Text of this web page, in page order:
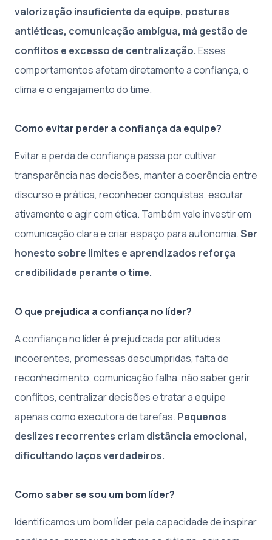
valorização insuficiente da equipe, posturas
antiéticas, comunicação ambígua, má gestão de
conflitos e excesso de centralização.Esses
comportamentos afetam diretamente a confiança, o
clima e o engajamento do time.
Como evitar perder a confiança da equipe?
Evitar a perda de confiança passa por cultivar
transparência nas decisões, manter a coerência entre
discurso e prática, reconhecer conquistas, escutar
ativamente e agir com ética. Também vale investir em
comunicação clara e criar espaço para autonomia.Ser
honesto sobre limites e aprendizados reforça
credibilidade perante o time.
O que prejudica a confiança no líder?
A confiança no líder é prejudicada por atitudes
incoerentes, promessas descumpridas, falta de
reconhecimento, comunicação falha, não saber gerir
conflitos, centralizar decisões e tratar a equipe
apenas como executora de tarefas. Pequenos
deslizes recorrentes criam distância emocional,
dificultando laços verdadeiros.
Como saber se sou um bom líder?
Identificamos um bom líder pela capacidade de inspirar